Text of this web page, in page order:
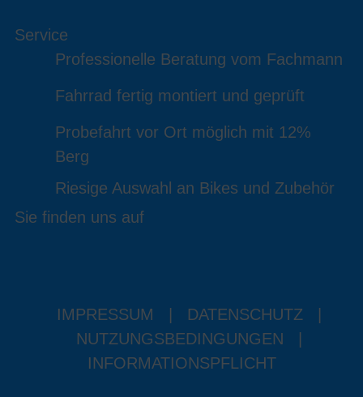
Service
Professionelle Beratung vom Fachmann
Fahrrad fertig montiert und geprüft
Probefahrt vor Ort möglich mit 12%
Berg
Riesige Auswahl an Bikes und Zubehör
Sie finden uns auf
IMPRESSUM DATENSCHUTZ
NUTZUNGSBEDINGUNGEN
INFORMATIONSPFLICHT